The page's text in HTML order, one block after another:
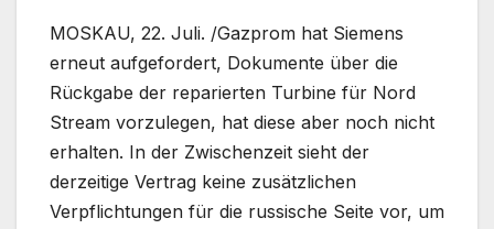
MOSKAU, 22. Juli. /Gazprom hat Siemens
erneut aufgefordert, Dokumente über die
Rückgabe der reparierten Turbine für Nord
Stream vorzulegen, hat diese aber noch nicht
erhalten. In der Zwischenzeit sieht der
derzeitige Vertrag keine zusätzlichen
Verpflichtungen für die russische Seite vor, um